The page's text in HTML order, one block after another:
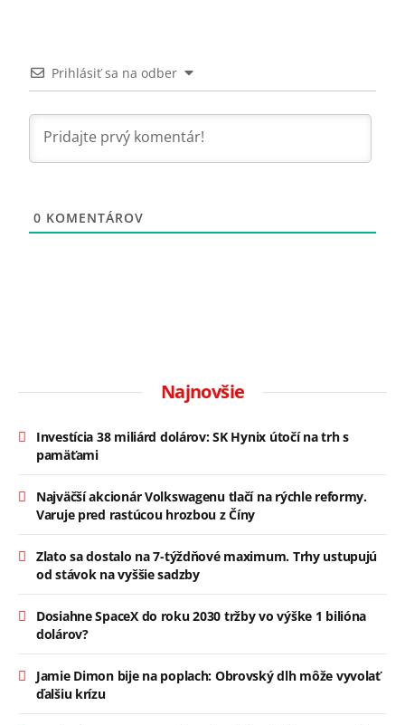
Prihlásiť sa na odber
0 KOMENTÁROV
Najnovšie
Investícia 38 miliárd dolárov: SK Hynix útočí na trh s
pamäťami
Najväčší akcionár Volkswagenu tlačí na rýchle reformy.
Varuje pred rastúcou hrozbou z Číny
Zlato sa dostalo na 7-týždňové maximum. Trhy ustupujú
od stávok na vyššie sadzby
Dosiahne SpaceX do roku 2030 tržby vo výške 1 bilióna
dolárov?
Jamie Dimon bije na poplach: Obrovský dlh môže vyvolať
ďalšiu krízu